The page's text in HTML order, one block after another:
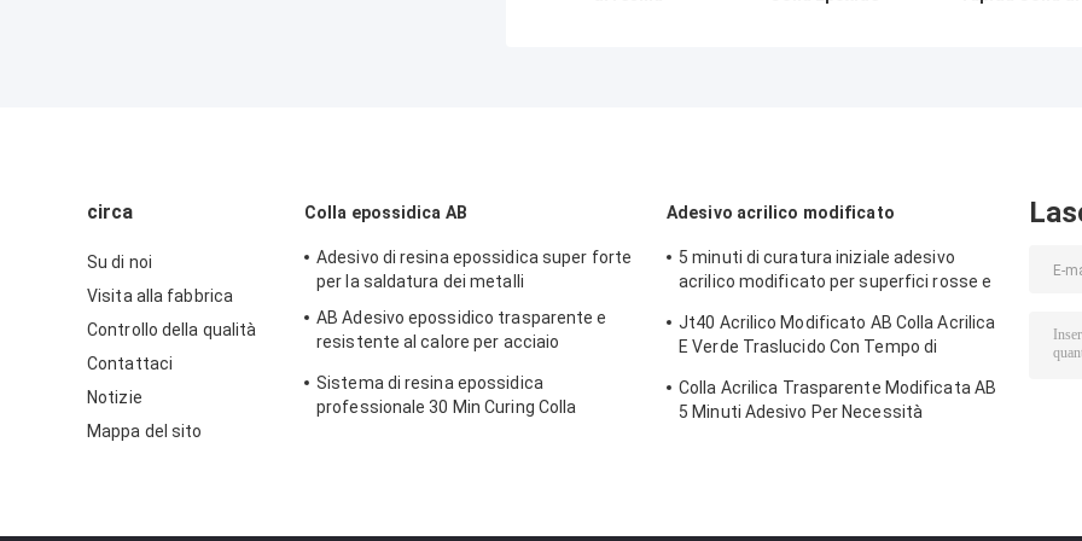
circa
Su di noi
Visita alla fabbrica
Controllo della qualità
Contattaci
Notizie
Mappa del sito
Colla epossidica AB
Adesivo di resina epossidica super forte
per la saldatura dei metalli
AB Adesivo epossidico trasparente e
resistente al calore per acciaio
Sistema di resina epossidica
professionale 30 Min Curing Colla
Adesivo acrilico modificato
5 minuti di curatura iniziale adesivo
acrilico modificato per superfici rosse e
Jt40 Acrilico Modificato AB Colla Acrilica
E Verde Traslucido Con Tempo di
Colla Acrilica Trasparente Modificata AB
5 Minuti Adesivo Per Necessità